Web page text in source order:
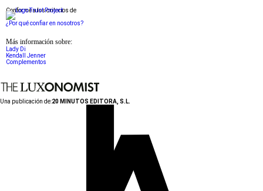
Conforme a los criterios de
¿Por qué confiar en nosotros?
Más información sobre:
Lady Di
Kendall Jenner
Complementos
Una publicación de:20 MINUTOS EDITORA, S.L.